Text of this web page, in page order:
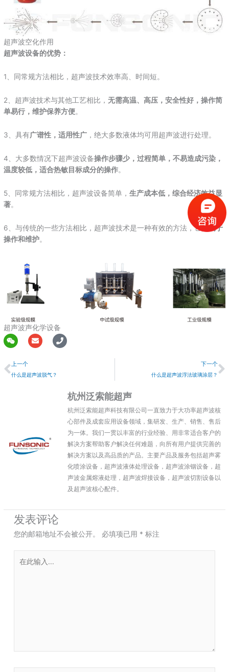
超声波空化作用
超声波设备的优势：
1、同常规方法相比，超声波技术效率高、时间短。
2、超声波技术与其他工艺相比， 无需高温、高压，安全性好，操作简
单易行，维护保养方便。
3、具有广谱性，适用性广，绝大多数液体均可用超声波进行处理。
4、大多数情况下超声波设备操作步骤少，过程简单，不易造成污染，
温度较低，适合热敏目标成分的操作。
5、同常规方法相比，超声波设备简单， 生产成本低，综合经济效益显
著。
6、与传统的一些方法相比，超声波技术是一种有效的方法，它更 易于
操作和维护。
超声波声化学设备
W
x
i
E
l
P
上一个
上一个
什么是超声波脱气？
下一个
什么是超声波浮法玻璃涂层？
杭州泛索能超声
杭州泛索能超声科技有限公司一直致力于大功率超声波核
心部件及成套应用设备领域，集研发、生产、销售、售后
为一体。我们一贯以丰富的行业经验、用非常适合客户的
解决方案帮助客户解决任何难题，向所有用户提供完善的
解决方案以及高品质的产品。主要产品及服务包括超声雾
化喷涂设备，超声波液体处理设备，超声波涂铟设备，超
声波金属熔液处理，超声波焊接设备，超声波切割设备以
及超声波核心配件。
发表评论
您的邮箱地址不会被公开。 必填项已用 * 标注